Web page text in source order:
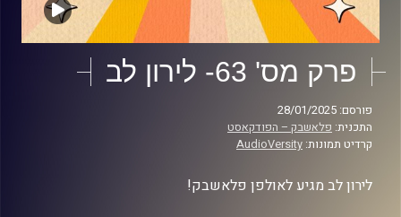
פרק מס' 63- לירון לב
פורסם: 28/01/2025
התכנית: פלאשבק – הפודקאסט
קרדיט תמונות: AudioVersity
לירון לב מגיע לאולפן פלאשבק!